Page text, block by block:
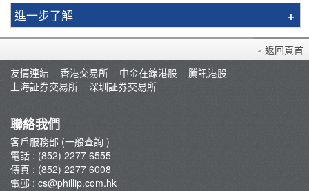
進一步了解
一般事項
外國期貨
返回頁首
友情連結
香港交易所 中金在線港股
騰訊港股
上海証券交易所
深圳証券交易所
聯絡我們
客戶服務部 (一般查詢 )
電話 : (852) 2277 6555
傳真 : (852) 2277 6008
電郵 : cs@phillip.com.hk